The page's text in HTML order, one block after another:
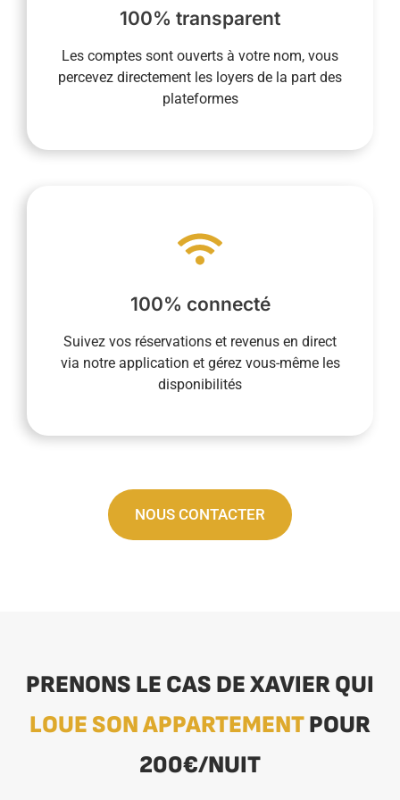
100% transparent
Les comptes sont ouverts à votre nom, vous
percevez directement les loyers de la part des
plateformes
La transparence est essentielle pour nous.
Les comptes ouverts à votre nom vous
permettent d’être le destinataire direct des
de la commission dans un second temps. De
100% connecté
Suivez vos réservations et revenus en direct
via notre application et gérez vous-même les
disponibilités
Notre service de conciergerie 100% connecté
vous permet de suivre la vie de votre
logement partout et tout le temps. Votre
présence sur place n’est pas requise et notre
à toutes les étapes de la vie quotidienne pour
vous faciliter la vie.
NOUS CONTACTER
PRENONS LE CAS DE XAVIER QUI
LOUE SON APPARTEMENTPOUR
200€/NUIT